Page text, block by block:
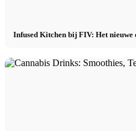
Infused Kitchen bij FIV: Het